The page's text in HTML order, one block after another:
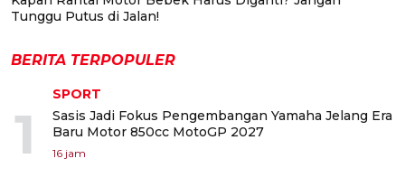
Tunggu Putus di Jalan!
BERITA TERPOPULER
1
SPORT
Sasis Jadi Fokus Pengembangan Yamaha Jelang Era
Baru Motor 850cc MotoGP 2027
16 jam